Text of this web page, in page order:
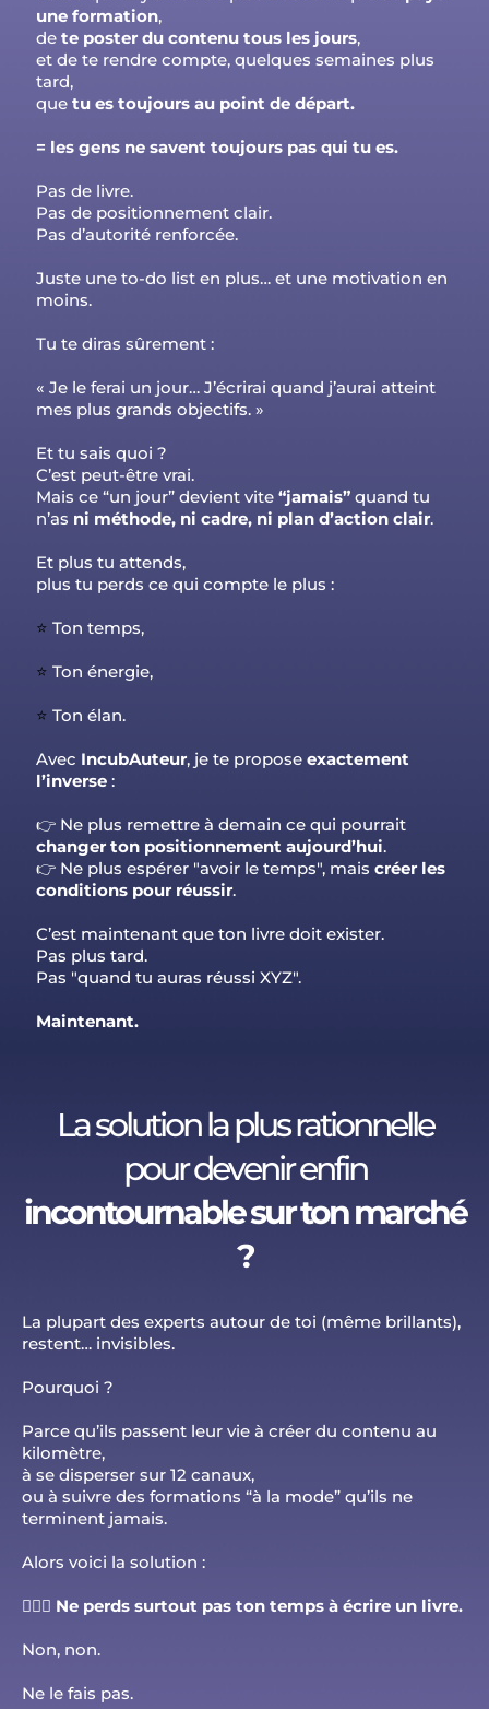
une formation,
de te poster du contenu tous les jours,
et de te rendre compte, quelques semaines plus
tard,
que tu es toujours au point de départ.
= les gens ne savent toujours pas qui tu es.
Pas de livre.
Pas de positionnement clair.
Pas d’autorité renforcée.
Juste une to-do list en plus… et une motivation en
moins.
Tu te diras sûrement :
« Je le ferai un jour… J’écrirai quand j’aurai atteint
mes plus grands objectifs. »
Et tu sais quoi ?
C’est peut-être vrai.
Mais ce “un jour” devient vite “jamais” quand tu
n’as ni méthode, ni cadre, ni plan d’action clair.
Et plus tu attends,
plus tu perds ce qui compte le plus :
⭐️ Ton temps,
⭐️ Ton énergie,
⭐️ Ton élan.
Avec IncubAuteur, je te propose exactement
l’inverse :
👉 Ne plus remettre à demain ce qui pourrait
changer ton positionnement aujourd’hui.
👉 Ne plus espérer "avoir le temps", mais créer les
conditions pour réussir.
C’est maintenant que ton livre doit exister.
Pas plus tard.
Pas "quand tu auras réussi XYZ".
Maintenant.
La solution la plus rationnelle
pour devenir enfin
incontournable sur ton marché
?
La plupart des experts autour de toi (même brillants),
restent… invisibles.
Pourquoi ?
Parce qu’ils passent leur vie à créer du contenu au
kilomètre,
à se disperser sur 12 canaux,
ou à suivre des formations “à la mode” qu’ils ne
terminent jamais.
Alors voici la solution :
🙅🏻‍♀️ Ne perds surtout pas ton temps à écrire un livre.
Non, non.
Ne le fais pas.